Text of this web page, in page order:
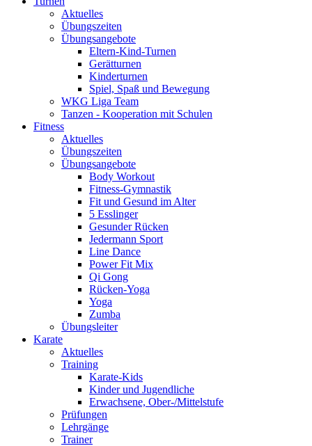
Aktuelles
Übungszeiten
Übungsangebote
Eltern-Kind-Turnen
Gerätturnen
Kinderturnen
Spiel, Spaß und Bewegung
WKG Liga Team
Tanzen - Kooperation mit Schulen
Fitness
Aktuelles
Übungszeiten
Übungsangebote
Body Workout
Fitness-Gymnastik
Fit und Gesund im Alter
5 Esslinger
Gesunder Rücken
Jedermann Sport
Line Dance
Power Fit Mix
Qi Gong
Rücken-Yoga
Yoga
Zumba
Übungsleiter
Karate
Aktuelles
Training
Karate-Kids
Kinder und Jugendliche
Erwachsene, Ober-/Mittelstufe
Prüfungen
Lehrgänge
Trainer